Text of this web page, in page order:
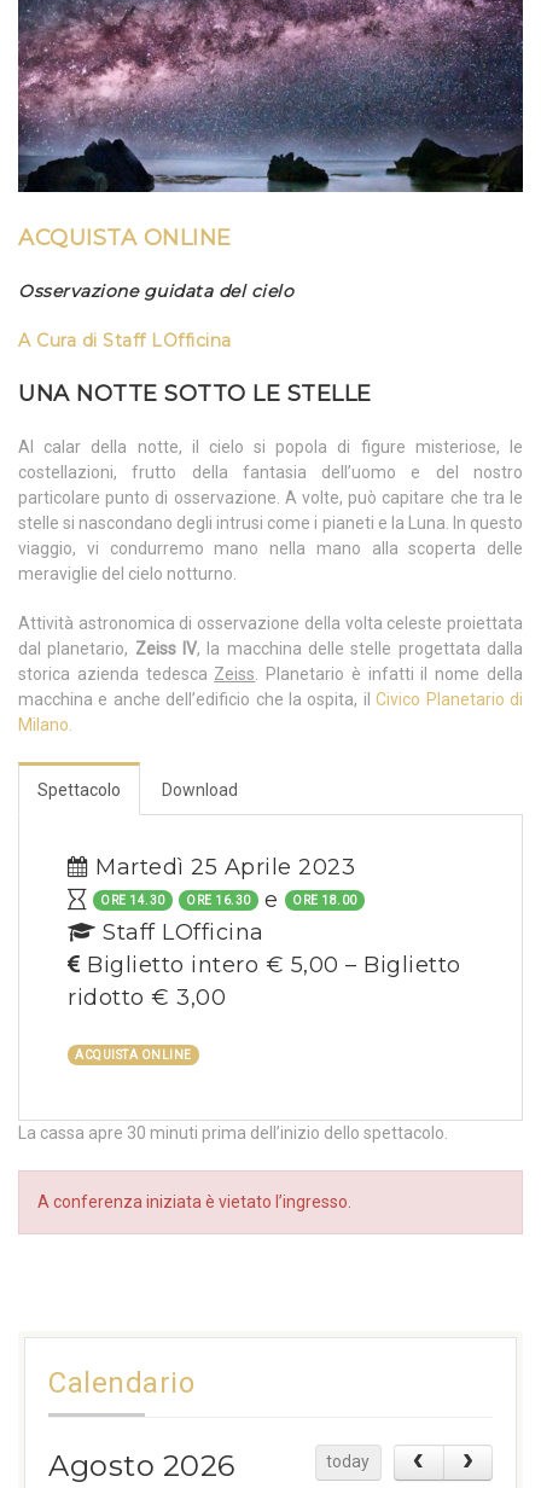
ACQUISTA ONLINE
Osservazione guidata del cielo
A Cura di Staff LOfficina
UNA NOTTE SOTTO LE STELLE
Al calar della notte, il cielo si popola di figure misteriose, le
costellazioni, frutto della fantasia dell’uomo e del nostro
particolare punto di osservazione. A volte, può capitare che tra le
stelle si nascondano degli intrusi come i pianeti e la Luna. In questo
viaggio, vi condurremo mano nella mano alla scoperta delle
meraviglie del cielo notturno.
Attività astronomica di osservazione della volta celeste proiettata
dal planetario, Zeiss IV, la macchina delle stelle progettata dalla
storica azienda tedesca Zeiss. Planetario è infatti il nome della
macchina e anche dell’edificio che la ospita, ilCivico Planetario di
Milano.
Spettacolo Download
Martedì 25 Aprile 2023
ORE 14.30 ORE 16.30 e ORE 18.00
Staff LOfficina
Biglietto intero € 5,00 – Biglietto
ridotto € 3,00
ACQUISTA ONLINE
La cassa apre 30 minuti prima dell’inizio dello spettacolo.
A conferenza iniziata è vietato l’ingresso.
Calendario
Agosto 2026 today